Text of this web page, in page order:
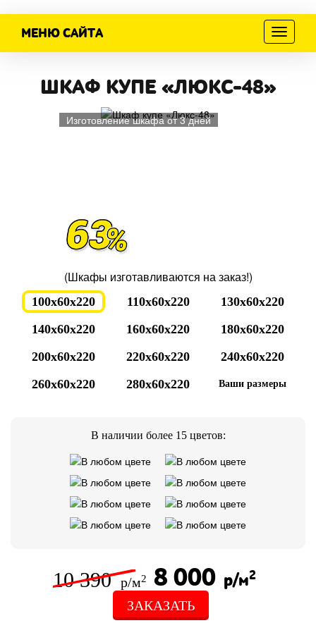
Меню
МЕНЮ САЙТА
ШКАФ КУПЕ «ЛЮКС-48»
Изготовление шкафа от 3 дней
(Шкафы изготавливаются на заказ!)
100x60x220 110x60x220
130x60x220
140x60x220
160x60x220
180x60x220
200x60x220
220x60x220
240x60x220
260x60x220
280x60x220 Ваши размеры
В наличии более 15 цветов:
10 390 р/м2 8 000 р/м2
ЗАКАЗАТЬ